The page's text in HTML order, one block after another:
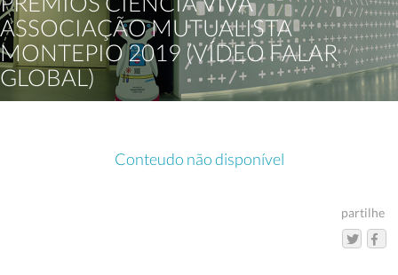
ASSOCIAÇÃO MUTUALISTA
MONTEPIO 2019 (VÍDEO FALAR
GLOBAL)
Conteudo não disponível
partilhe